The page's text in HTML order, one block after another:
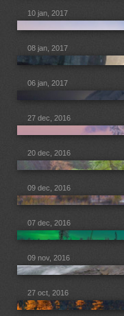
10 jan, 2017
08 jan, 2017
06 jan, 2017
27 dec, 2016
20 dec, 2016
09 dec, 2016
07 dec, 2016
09 nov, 2016
27 oct, 2016